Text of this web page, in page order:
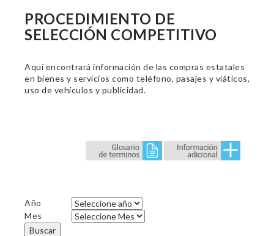
PROCEDIMIENTO DE
SELECCIÓN COMPETITIVO
Aquí encontrará información de las compras estatales
en bienes y servicios como teléfono, pasajes y viáticos,
uso de vehículos y publicidad.
Año
Mes
Buscar